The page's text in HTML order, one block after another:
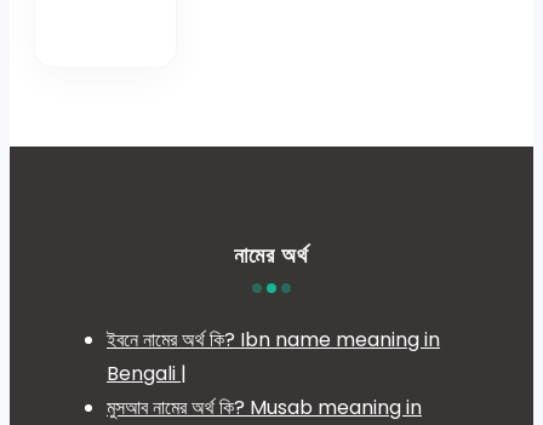
নামের অর্থ
ইবনে নামের অর্থ কি? Ibn name meaning in
Bengali |
মুসআব নামের অর্থ কি? Musab meaning in